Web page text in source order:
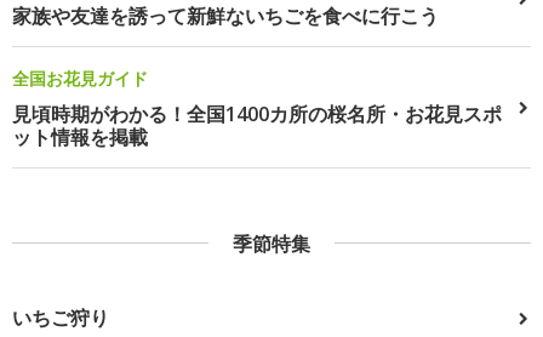
家族や友達を誘って新鮮ないちごを食べに行こう
全国お花見ガイド
見頃時期がわかる！全国1400カ所の桜名所・お花見スポ
ット情報を掲載
季節特集
いちご狩り